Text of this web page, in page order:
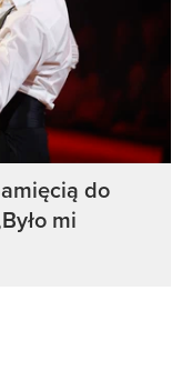
do
mi